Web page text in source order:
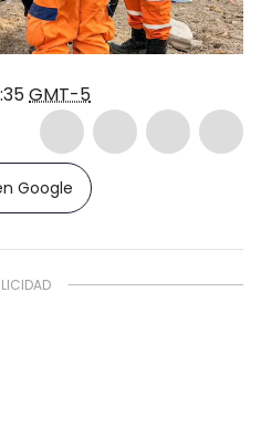
GMT-5
Google